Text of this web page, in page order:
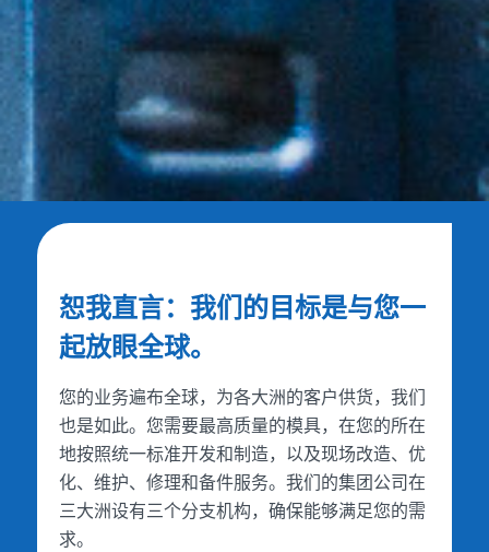
恕我直言：我们的目标是与您一
起放眼全球。
您的业务遍布全球，为各大洲的客户供货，我们
也是如此。您需要最高质量的模具，在您的所在
地按照统一标准开发和制造，以及现场改造、优
化、维护、修理和备件服务。我们的集团公司在
三大洲设有三个分支机构，确保能够满足您的需
求。